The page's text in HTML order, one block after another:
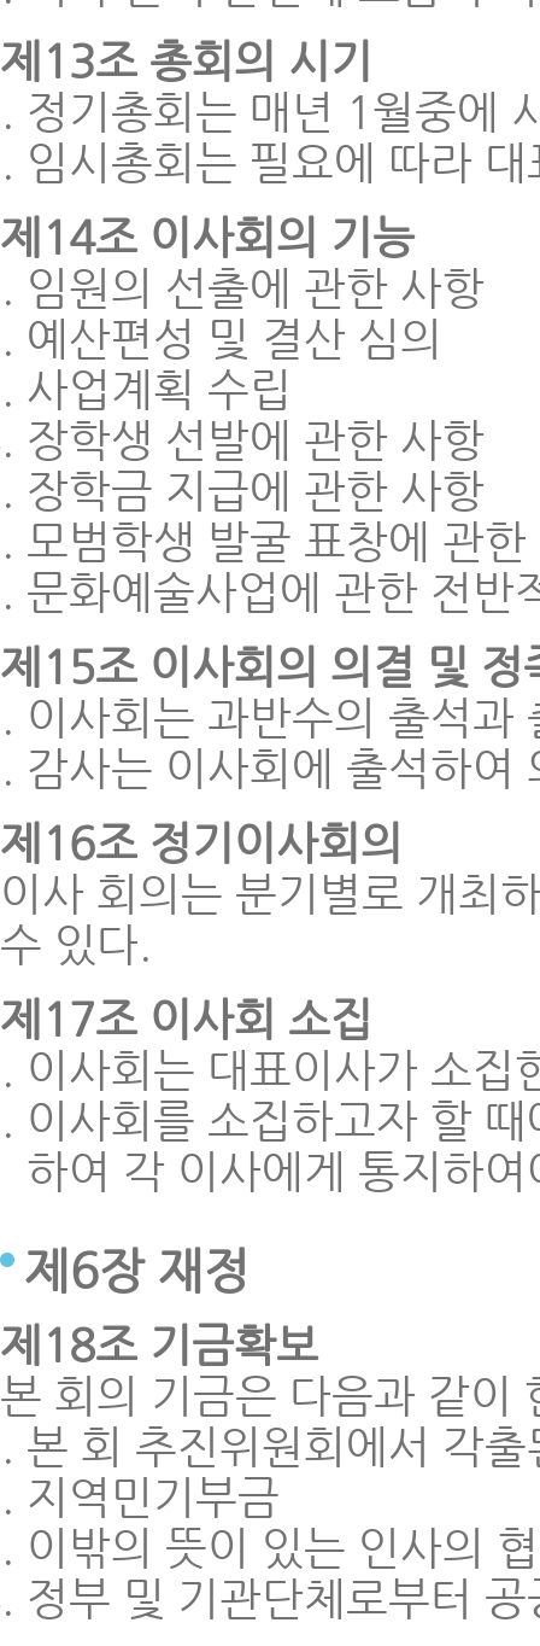
제13조 총회의 시기
정기총회는 매년 1월중에
임시총회는 필요에 따라
제14조 이사회의 기능
임원의 선출에 관한 사항
예산편성 및 결산 심의
사업계획 수립
장학생 선발에 관한 사항
장학금 지급에 관한 사항
모범학생 발굴 표창에 관한
문화예술사업에 관한 전반
제15조 이사회의 의결 및 정
이사회는 과반수의 출석과
감사는 이사회에 출석하여
제16조 정기이사회의
이사 회의는 분기별로 개최
수 있다.
제17조 이사회 소집
이사회는 대표이사가 소집
이사회를 소집하고자 할
하여 각 이사에게 통지하
제6장 재정
제18조 기금확보
본 회의 기금은 다음과 같이
본 회 추진위원회에서 각출
지역민기부금
이밖의 뜻이 있는 인사의
정부 및 기관단체로부터